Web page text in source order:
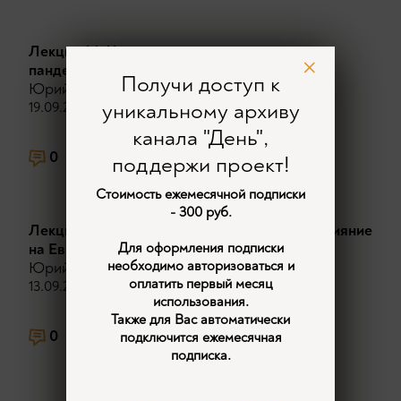
Лекция 14. Чума, восстания и империи: как
пандемия изменила историю Евразии.
Юрий Емельянов
19.09.2025
0
Лекция 13. Монгольские завоевания и их влияние
на Европу: от Альби до Ренессанса.
Юрий Емельянов
13.09.2025
0 1480 2
Получи доступ к
уникальному архиву
канала "День",
поддержи проект!
Стоимость ежемесячной подписки
- 300 руб.
Для оформления подписки
необходимо авторизоваться и
оплатить первый месяц
использования.
Также для Вас автоматически
подключится ежемесячная
подписка.